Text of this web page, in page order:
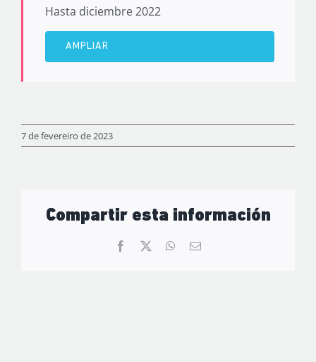
Hasta diciembre 2022
AMPLIAR
7 de fevereiro de 2023
Compartir esta información
Facebook WhatsApp
Email